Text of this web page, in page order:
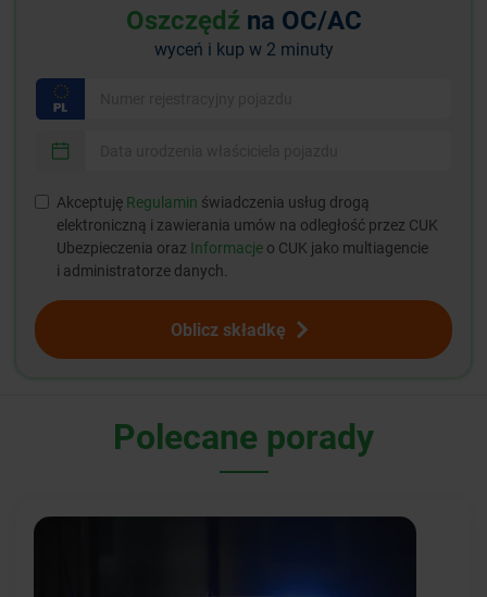
Oszczędź na OC/AC
wyceń i kup w 2 minuty
Akceptuję Regulamin świadczenia usług drogą
elektroniczną i zawierania umów na odległość przez CUK
Ubezpieczenia oraz Informacje o CUK jako multiagencie
i administratorze danych.
Oblicz składkę
Polecane porady